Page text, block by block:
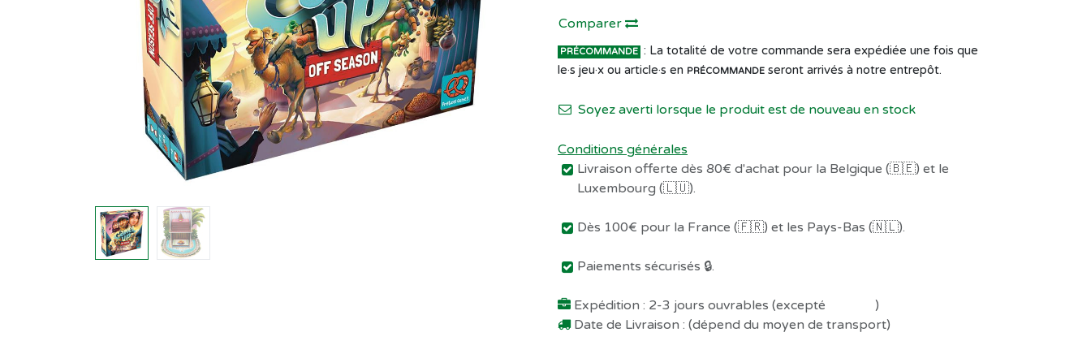
Comparer
PRÉCOMMANDE : La totalité de votre commande sera expédiée une fois que
le·s jeu·x ou article·s en PRÉCOMMANDE seront arrivés à notre entrepôt.
Soyez averti lorsque le produit est de nouveau en stock
Conditions générales
Livraison offerte dès 80€ d'achat pour la Belgique (🇧🇪) et le
Luxembourg (🇱🇺).
Dès 100€ pour la France (🇫🇷) et les Pays-Bas (🇳🇱).
Paiements sécurisés 🔒.
Expédition : 2-3 jours ouvrables (excepté
)
Date de Livraison : (dépend du moyen de transport)